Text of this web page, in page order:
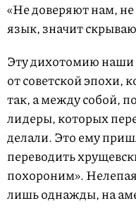
«Не доверяют нам,
язык, значит
Эту дихотомию наши
от советской эпохи,
так, а между собой,
лидеры, которых
делали. Это ему
переводить
похороним».
лишь однажды, на